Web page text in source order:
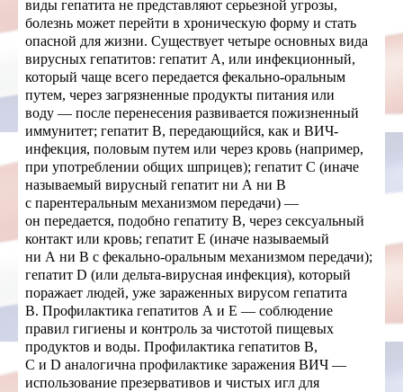
виды гепатита не представляют серьезной угрозы,
болезнь может перейти в хроническую форму и стать
опасной для жизни. Существует четыре основных вида
вирусных гепатитов: гепатит А, или инфекционный,
который чаще всего передается фекально-оральным
путем, через загрязненные продукты питания или
воду — после перенесения развивается пожизненный
иммунитет; гепатит В, передающийся, как и ВИЧ-
инфекция, половым путем или через кровь (например,
при употреблении общих шприцев); гепатит С (иначе
называемый вирусный гепатит ни А ни В
с парентеральным механизмом передачи) —
он передается, подобно гепатиту В, через сексуальный
контакт или кровь; гепатит Е (иначе называемый
ни А ни В с фекально-оральным механизмом передачи);
гепатит D (или дельта-вирусная инфекция), который
поражает людей, уже зараженных вирусом гепатита
В. Профилактика гепатитов А и Е — соблюдение
правил гигиены и контроль за чистотой пищевых
продуктов и воды. Профилактика гепатитов В,
С и D аналогична профилактике заражения ВИЧ —
использование презервативов и чистых игл для